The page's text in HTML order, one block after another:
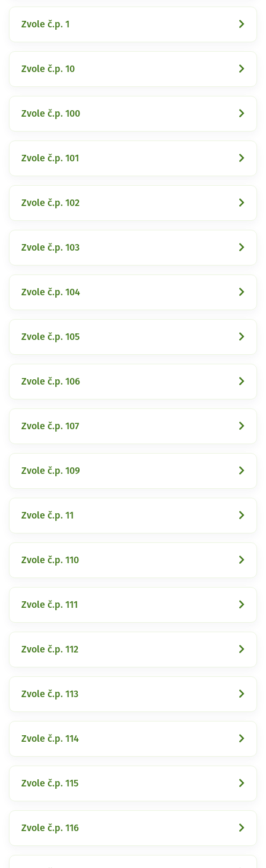
Zvole č.p. 1
Zvole č.p. 10
Zvole č.p. 100
Zvole č.p. 101
Zvole č.p. 102
Zvole č.p. 103
Zvole č.p. 104
Zvole č.p. 105
Zvole č.p. 106
Zvole č.p. 107
Zvole č.p. 109
Zvole č.p. 11
Zvole č.p. 110
Zvole č.p. 111
Zvole č.p. 112
Zvole č.p. 113
Zvole č.p. 114
Zvole č.p. 115
Zvole č.p. 116